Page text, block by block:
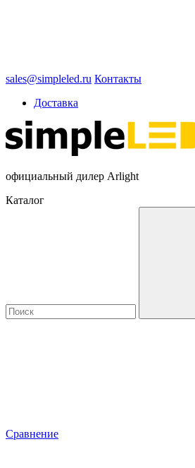
sales@simpleled.ru Контакты
Доставка
официальный дилер Arlight
Каталог
Сравнение